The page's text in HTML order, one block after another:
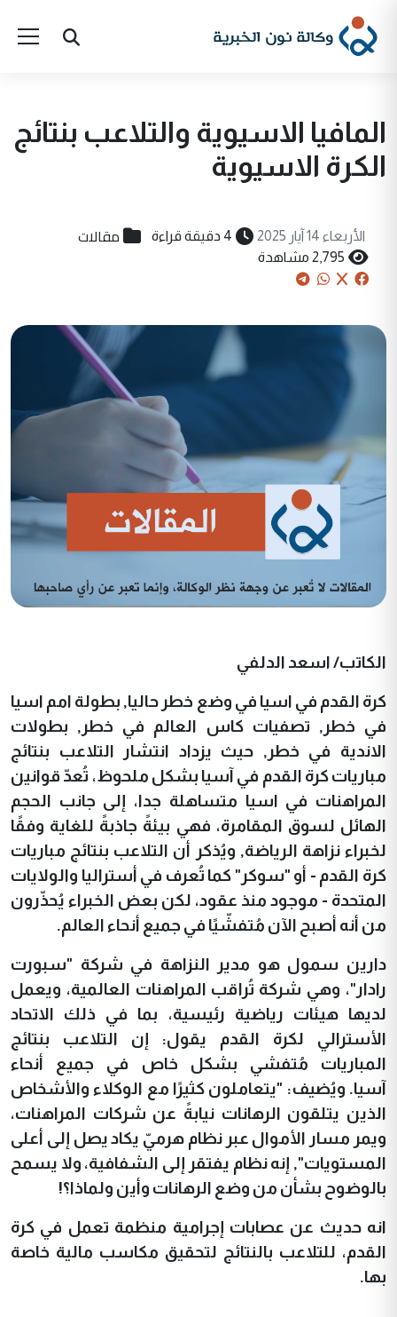
المافيا الاسيوية والتلاعب بنتائج
الكرة الاسيوية
الأربعاء 14 آيار 2025 4 دقيقة قراءة مقالات
2,795 مشاهدة
الكاتب/ اسعد الدلفي
كرة القدم في اسيا في وضع خطر حاليا, بطولة امم اسيا
في خطر, تصفيات كاس العالم في خطر, بطولات
الاندية في خطر, حيث يزداد انتشار التلاعب بنتائج
مباريات كرة القدم في آسيا بشكل ملحوظ، تُعدّ قوانين
المراهنات في اسيا متساهلة جدا، إلى جانب الحجم
الهائل لسوق المقامرة، فهي بيئةً جاذبةً للغاية وفقًا
لخبراء نزاهة الرياضة, ويُذكر أن التلاعب بنتائج مباريات
كرة القدم - أو "سوكر" كما تُعرف في أستراليا والولايات
المتحدة - موجود منذ عقود، لكن بعض الخبراء يُحذّرون
من أنه أصبح الآن مُتفشّيًا في جميع أنحاء العالم.
دارين سمول هو مدير النزاهة في شركة "سبورت
رادار"، وهي شركة تُراقب المراهنات العالمية، ويعمل
لديها هيئات رياضية رئيسية، بما في ذلك الاتحاد
الأسترالي لكرة القدم يقول: إن التلاعب بنتائج
المباريات مُتفشي بشكل خاص في جميع أنحاء
آسيا. ويُضيف: "يتعاملون كثيرًا مع الوكلاء والأشخاص
الذين يتلقون الرهانات نيابةً عن شركات المراهنات،
ويمر مسار الأموال عبر نظام هرميّ يكاد يصل إلى أعلى
المستويات", إنه نظام يفتقر إلى الشفافية، ولا يسمح
بالوضوح بشأن من وضع الرهانات وأين ولماذا؟!
انه حديث عن عصابات إجرامية منظمة تعمل في كرة
القدم، للتلاعب بالنتائج لتحقيق مكاسب مالية خاصة
بها.